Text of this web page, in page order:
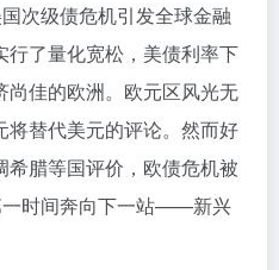
次级债危机引发全球金融
了量化宽松，美债利率下
尚佳的欧洲。欧元区风光无
将替代美元的评论。然而好
腊等国评价，欧债危机被
一时间奔向下一站——新兴